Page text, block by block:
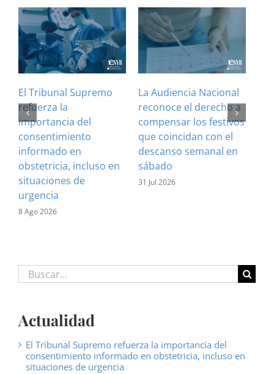
El Tribunal Supremo
refuerza la
importancia del
consentimiento
informado en
obstetricia, incluso en
situaciones de
urgencia
8 Ago 2026
La Audiencia Nacional
reconoce el derecho a
compensar los festivos
que coincidan con el
descanso semanal en
sábado
31 Jul 2026
Buscar:
Actualidad
El Tribunal Supremo refuerza la importancia del
consentimiento informado en obstetricia, incluso en
situaciones de urgencia